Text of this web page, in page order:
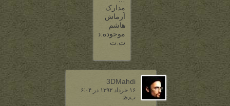
مدارک
آزماش
هاشم
موجوده:دی
ت.ت
3DMahdi
۱۶ خرداد ۱۳۹۲ در ۶:۰۴
ب٫ظ